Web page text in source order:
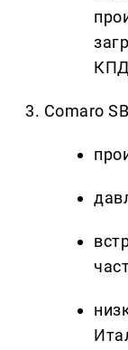
КПД
3. Comaro